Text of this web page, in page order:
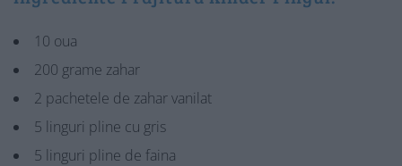
10 oua
200 grame zahar
2 pachetele de zahar vanilat
5 linguri pline cu gris
5 linguri pline de faina